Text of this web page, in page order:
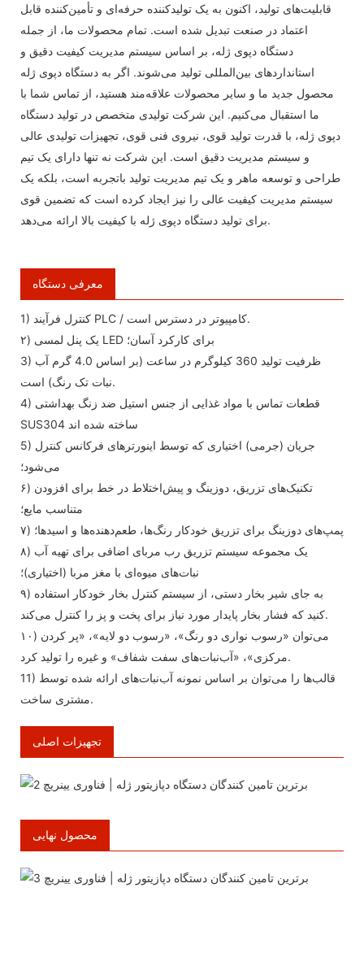
قابلیت‌های تولید، اکنون به یک تولیدکننده حرفه‌ای و تأمین‌کننده قابل
اعتماد در صنعت تبدیل شده است. تمام محصولات ما، از جمله
دستگاه دپوی ژله، بر اساس سیستم مدیریت کیفیت دقیق و
استانداردهای بین‌المللی تولید می‌شوند. اگر به دستگاه دپوی ژله
محصول جدید ما و سایر محصولات علاقه‌مند هستید، از تماس شما با
ما استقبال می‌کنیم. این شرکت تولیدی متخصص در تولید دستگاه
دپوی ژله، با قدرت تولید قوی، نیروی فنی قوی، تجهیزات تولیدی عالی
و سیستم مدیریت دقیق است. این شرکت نه تنها دارای یک تیم
طراحی و توسعه ماهر و یک تیم مدیریت تولید باتجربه است، بلکه یک
سیستم مدیریت کیفیت عالی را نیز ایجاد کرده است که تضمین قوی
برای تولید دستگاه دپوی ژله با کیفیت بالا ارائه می‌دهد.
معرفی دستگاه
1) کنترل فرآیند PLC / کامپیوتر در دسترس است.
۲) یک پنل لمسی LED برای کارکرد آسان؛
3) ظرفیت تولید 360 کیلوگرم در ساعت (بر اساس 4.0 گرم آب
نبات تک رنگ) است.
4) قطعات تماس با مواد غذایی از جنس استیل ضد زنگ بهداشتی
SUS304 ساخته شده اند
5) جریان (جرمی) اختیاری که توسط اینورترهای فرکانس کنترل
می‌شود؛
۶) تکنیک‌های تزریق، دوزینگ و پیش‌اختلاط در خط برای افزودن
متناسب مایع؛
۷) پمپ‌های دوزینگ برای تزریق خودکار رنگ‌ها، طعم‌دهنده‌ها و اسیدها؛
۸) یک مجموعه سیستم تزریق رب مربای اضافی برای تهیه آب
نبات‌های میوه‌ای با مغز مربا (اختیاری)؛
۹) به جای شیر بخار دستی، از سیستم کنترل بخار خودکار استفاده
کنید که فشار بخار پایدار مورد نیاز برای پخت و پز را کنترل می‌کند.
۱۰) می‌توان «رسوب نواری دو رنگ»، «رسوب دو لایه»، «پر کردن
مرکزی»، «آب‌نبات‌های سفت شفاف» و غیره را تولید کرد.
11) قالب‌ها را می‌توان بر اساس نمونه آب‌نبات‌های ارائه شده توسط
مشتری ساخت.
تجهیزات اصلی
محصول نهایی